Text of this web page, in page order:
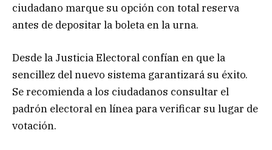
ciudadano marque su opción con total reserva
antes de depositar la boleta en la urna.
Desde la Justicia Electoral confían en que la
sencillez del nuevo sistema garantizará su éxito.
Se recomienda a los ciudadanos consultar el
padrón electoral en línea para verificar su lugar de
votación.